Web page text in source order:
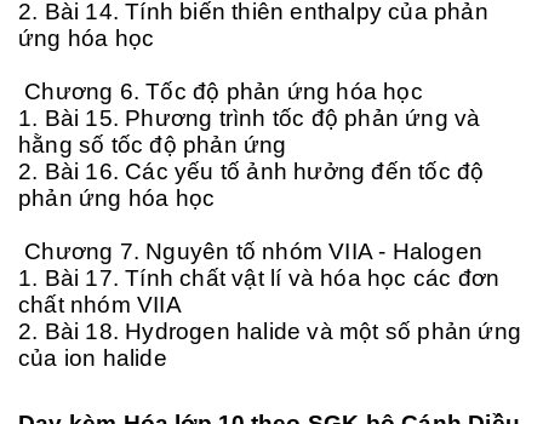
2. Bài 14. Tính biến thiên enthalpy của phản
ứng hóa học
Chương 6. Tốc độ phản ứng hóa học
1. Bài 15. Phương trình tốc độ phản ứng và
hằng số tốc độ phản ứng
2. Bài 16. Các yếu tố ảnh hưởng đến tốc độ
phản ứng hóa học
Chương 7. Nguyên tố nhóm VIIA - Halogen
1. Bài 17. Tính chất vật lí và hóa học các đơn
chất nhóm VIIA
2. Bài 18. Hydrogen halide và một số phản ứng
của ion halide